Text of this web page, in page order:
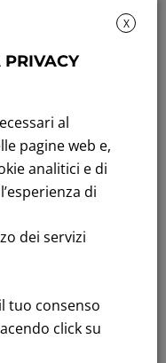
X
al
pagine web e,
analitici e di
di
dei servizi
tuo consenso
click su